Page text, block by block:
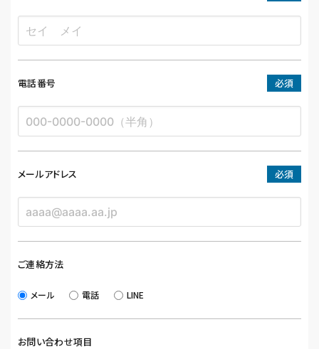
電話番号 必須
メールアドレス 必須
ご連絡方法
メール 電話 LINE
お問い合わせ項目